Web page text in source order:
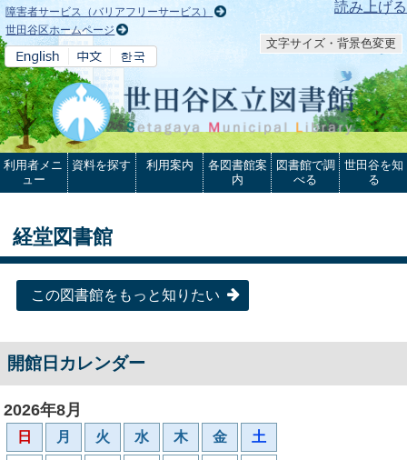
本文へ 読み上げる
障害者サービス（バリアフリーサービス）
世田谷区ホームページ
文字サイズ・背景色変更
利用者メニ
ュー
資料を探す 利用案内
各図書館案
内
図書館で調
べる
世田谷を知
る
経堂図書館
この図書館をもっと知りたい
開館日カレンダー
2026年8月
日 月 火 水 木 金 土